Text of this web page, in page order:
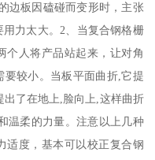
边板因磕碰而变形时，主张
力太大。2、当复合钢格栅
个人将产品站起来，让对角
较小。当板平面曲折,它提
了在地上,脸向上,这样曲折
温柔的力量。注意以上几种
适度，基本可以校正复合钢